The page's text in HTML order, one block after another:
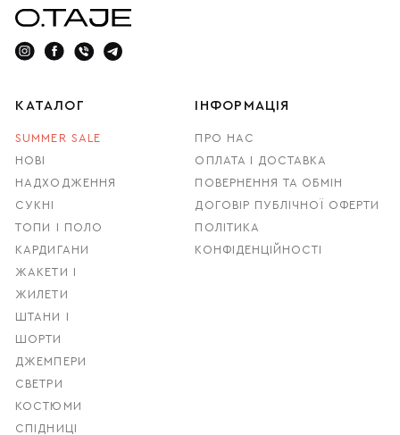
КАТАЛОГ
SUMMER SALE
НОВІ
НАДХОДЖЕННЯ
СУКНІ
ТОПИ І ПОЛО
КАРДИГАНИ
ЖАКЕТИ І
ЖИЛЕТИ
ШТАНИ І
ШОРТИ
ДЖЕМПЕРИ
СВЕТРИ
КОСТЮМИ
СПІДНИЦІ
ІНФОРМАЦІЯ
ПРО НАС
ОПЛАТА І ДОСТАВКА
ПОВЕРНЕННЯ ТА ОБМІН
ДОГОВІР ПУБЛІЧНОЇ ОФЕРТИ
ПОЛІТИКА
КОНФІДЕНЦІЙНОСТІ